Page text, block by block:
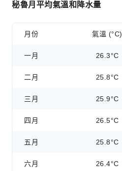
秘魯月平均氣溫和降水量
月份 氣溫 (°C)
一月 26.3°C
二月 25.8°C
三月 25.9°C
四月 26.5°C
五月 25.8°C
六月 26.4°C